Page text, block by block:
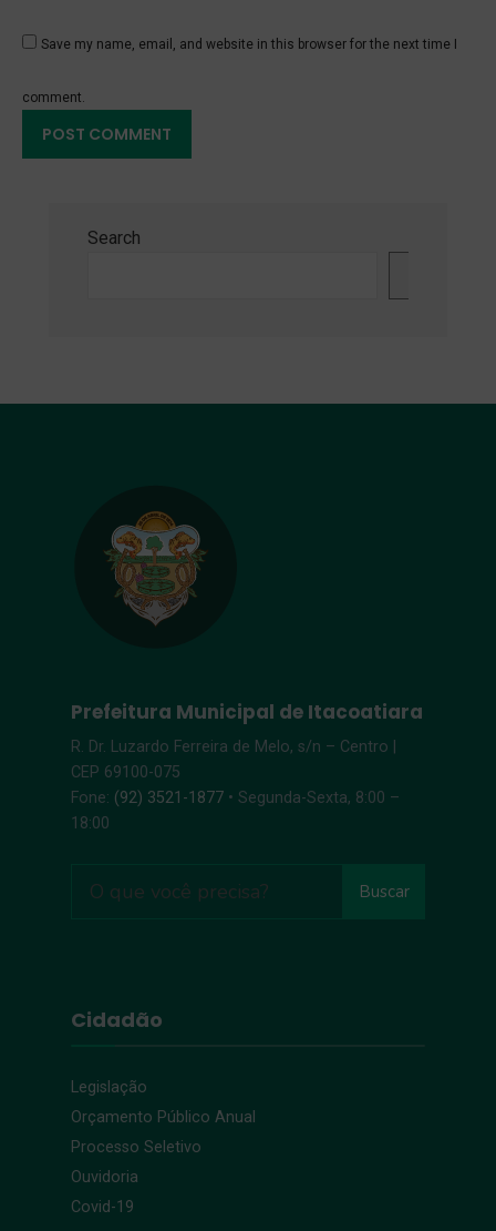
Save my name, email, and website in this browser for the next time I
comment.
Search
Prefeitura Municipal de Itacoatiara
R. Dr. Luzardo Ferreira de Melo, s/n – Centro |
CEP 69100-075
Fone: (92) 3521-1877 • Segunda-Sexta, 8:00 –
18:00
Buscar
Cidadão
Legislação
Orçamento Público Anual
Processo Seletivo
Ouvidoria
Covid-19